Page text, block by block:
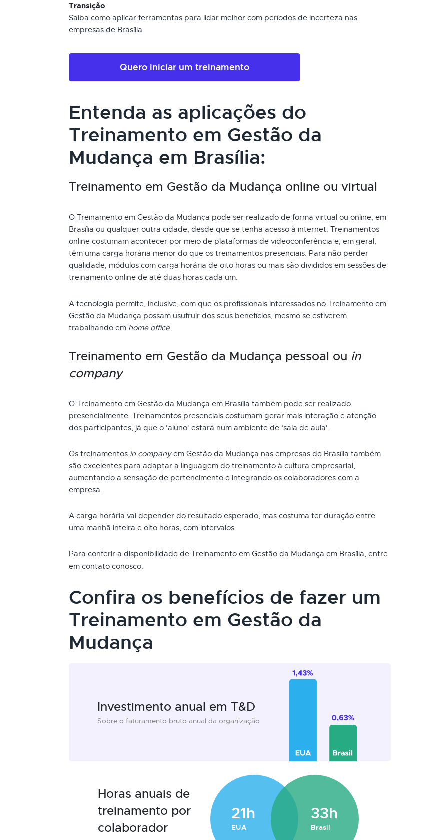
Transição
Saiba como aplicar ferramentas para lidar melhor com períodos de incerteza nas
empresas de Brasília.
Quero iniciar um treinamento
Entenda as aplicações do
Treinamento em Gestão da
Mudança em Brasília:
Treinamento em Gestão da Mudança online ou virtual
O Treinamento em Gestão da Mudança pode ser realizado de forma virtual ou online, em
Brasília ou qualquer outra cidade, desde que se tenha acesso à internet. Treinamentos
online costumam acontecer por meio de plataformas de videoconferência e, em geral,
têm uma carga horária menor do que os treinamentos presenciais. Para não perder
qualidade, módulos com carga horária de oito horas ou mais são divididos em sessões de
treinamento online de até duas horas cada um.
A tecnologia permite, inclusive, com que os profissionais interessados no Treinamento em
Gestão da Mudança possam usufruir dos seus benefícios, mesmo se estiverem
trabalhando em home office.
Treinamento em Gestão da Mudança pessoal ou in
company
O Treinamento em Gestão da Mudança em Brasília também pode ser realizado
presencialmente. Treinamentos presenciais costumam gerar mais interação e atenção
dos participantes, já que o 'aluno' estará num ambiente de ‘sala de aula'.
Os treinamentos in companyem Gestão da Mudança nas empresas de Brasília também
são excelentes para adaptar a linguagem do treinamento à cultura empresarial,
aumentando a sensação de pertencimento e integrando os colaboradores com a
empresa.
A carga horária vai depender do resultado esperado, mas costuma ter duração entre
uma manhã inteira e oito horas, com intervalos.
Para conferir a disponibilidade de Treinamento em Gestão da Mudança em Brasília, entre
em contato conosco.
Confira os benefícios de fazer um
Treinamento em Gestão da
Mudança
Investimento anual em T&D
Sobre o faturamento bruto anual da organização
Horas anuais de
treinamento por
colaborador
21h
EUA
33h
Brasil